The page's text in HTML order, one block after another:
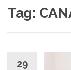
Tag:
29